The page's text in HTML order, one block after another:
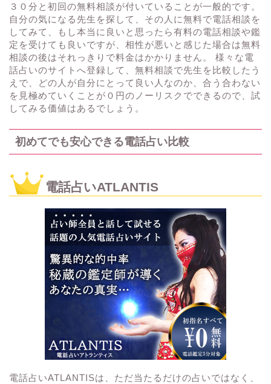
３０分と初回の無料相談が付いていることが一般的です。
自分の気になる先生を探して、その人に無料で電話相談を
してみて、もし本当に良いと思ったら有料の電話相談や鑑
定を受けても良いですが、相性が悪いと感じた場合は無料
相談の後はそれっきりで料金はかかりません。 様々な電
話占いのサイトへ登録して、無料相談で先生を比較したう
えで、どの人が自分にとって良い人なのか、合う合わない
を見極めていくことが０円のノーリスクでできるので、試
してみる価値はあるでしょう。
初めてでも安心できる電話占い比較
電話占いATLANTIS
電話占いATLANTISは、ただ当たるだけの占いではなく、